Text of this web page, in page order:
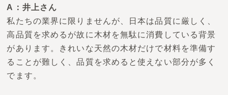
A：井上さん
私たちの業界に限りませんが、日本は品質に厳しく、
高品質を求めるが故に木材を無駄に消費している背景
があります。きれいな天然の木材だけで材料を準備す
ることが難しく、品質を求めると使えない部分が多く
でます。